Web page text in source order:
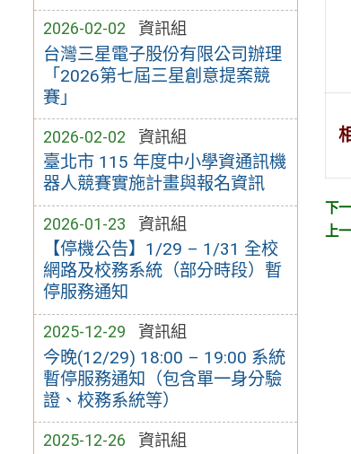
2026-02-02 資訊組
台灣三星電子股份有限公司辦理
「2026第七屆三星創意提案競
賽」
2026-02-02 資訊組
臺北市 115 年度中小學資通訊機
器人競賽實施計畫與報名資訊
2026-01-23 資訊組
【停機公告】1/29 – 1/31 全校
網路及校務系統（部分時段）暫
停服務通知
2025-12-29 資訊組
今晚(12/29) 18:00 – 19:00 系統
暫停服務通知（包含單一身分驗
證、校務系統等）
2025-12-26 資訊組